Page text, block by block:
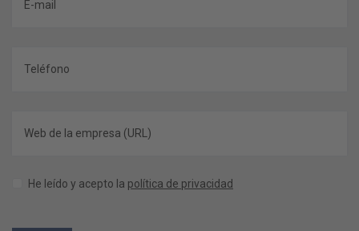
He leído y acepto la política de privacidad